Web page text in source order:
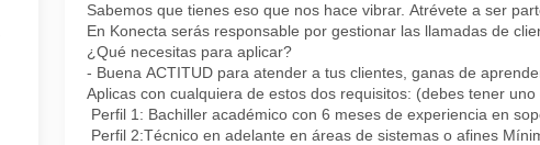
Sabemos que tienes eso que nos hace vibrar. Atrévete a ser
En Konecta serás responsable por gestionar las llamadas de
¿Qué necesitas para aplicar?
- Buena ACTITUD para atender a tus clientes, ganas de
Aplicas con cualquiera de estos dos requisitos: (debes tener
Perfil 1: Bachiller académico con 6 meses de experiencia en
Perfil 2:Técnico en adelante en áreas de sistemas o afines